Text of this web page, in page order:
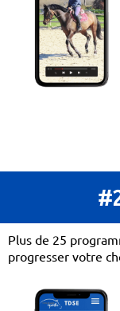
Plus de 25
progresser votre